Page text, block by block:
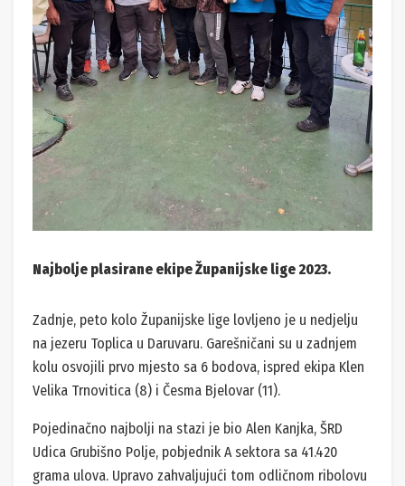
Najbolje plasirane ekipe Županijske lige 2023.
Zadnje, peto kolo Županijske lige lovljeno je u nedjelju
na jezeru Toplica u Daruvaru. Garešničani su u zadnjem
kolu osvojili prvo mjesto sa 6 bodova, ispred ekipa Klen
Velika Trnovitica (8) i Česma Bjelovar (11).
Pojedinačno najbolji na stazi je bio Alen Kanjka, ŠRD
Udica Grubišno Polje, pobjednik A sektora sa 41.420
grama ulova. Upravo zahvaljujući tom odličnom ribolovu